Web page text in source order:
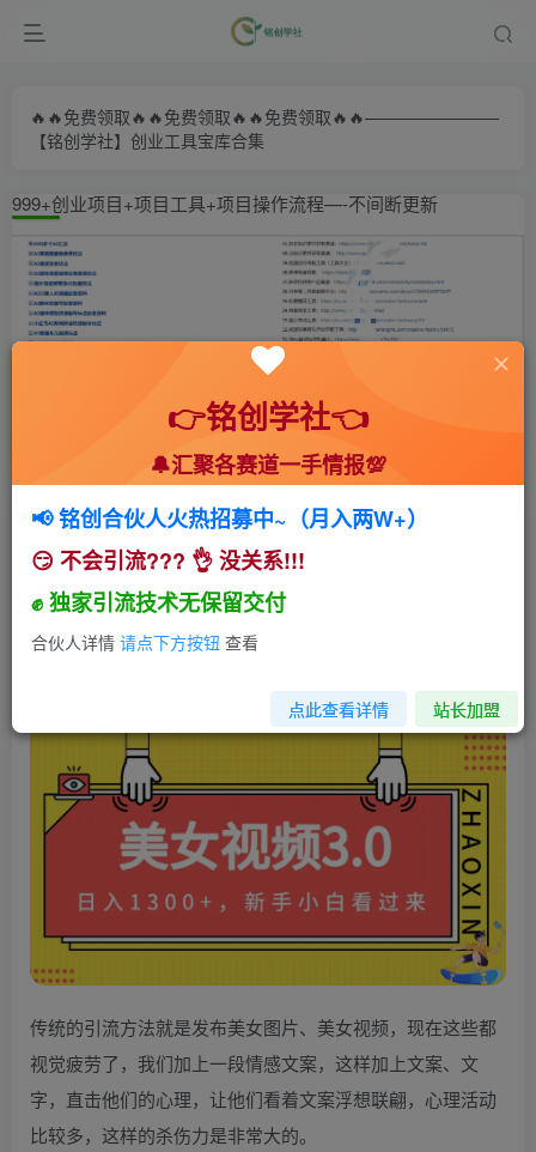
🔥🔥免费领取🔥🔥免费领取🔥🔥免费领取🔥🔥————————
【铭创学社】创业工具宝库合集
999+创业项目+项目工具+项目操作流程—-不间断更新
首页 🍻会员专享 🆓网创项目 正文
美女视频3.0，变现新思路，新手小白轻松上手，
单日可达1300+(教程+素材+文案）
小助手
199 25
传统的引流方法就是发布美女图片、美女视频，现在这些都
视觉疲劳了，我们加上一段情感文案，这样加上文案、文
字，直击他们的心理，让他们看着文案浮想联翩，心理活动
比较多，这样的杀伤力是非常大的。
👉铭创学社👈
🔔汇聚各赛道一手情报💯
📢 铭创合伙人火热招募中~（月入两W+）
😏 不会引流??? 👌 没关系!!!
✊ 独家引流技术无保留交付
合伙人详情 请点下方按钮 查看
点此查看详情 站长加盟